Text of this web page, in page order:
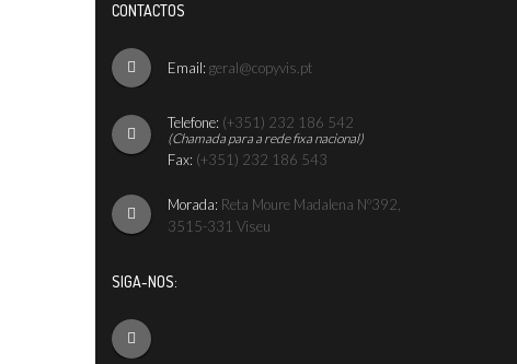
CONTACTOS
Email: geral@copyvis.pt
Telefone: (+351) 232 186 542
(Chamada para a rede fixa nacional)
Fax: (+351) 232 186 543
Morada: Reta Moure Madalena Nº392,
3515-331 Viseu
SIGA-NOS: